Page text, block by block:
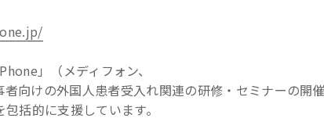
」（メディフォン、
者向けの外国人患者受入れ関連の研修・セミナーの開
括的に支援しています。